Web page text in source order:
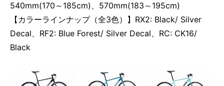
540mm(170～185cm)、570mm(183～195cm)
【カラーラインナップ（全3色）】RX2: Black/ Silver
Decal、RF2: Blue Forest/ Silver Decal、RC: CK16/
Black